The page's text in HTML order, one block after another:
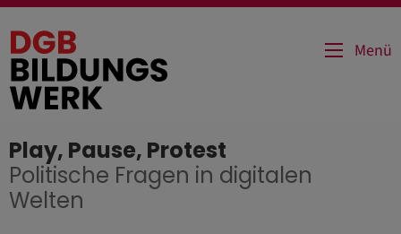
Direkt
zum
Inhalt
Menü
Play, Pause, Protest
Politische Fragen in digitalen
Welten